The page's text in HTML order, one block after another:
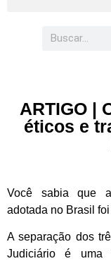
ARTIGO |
éticos e
Você sabia que
adotada no Brasil
A separação dos
Judiciário é uma